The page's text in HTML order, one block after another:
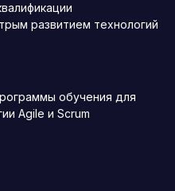
развитием технологий
обучения для
Agile и Scrum